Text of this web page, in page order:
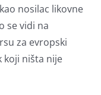
nosilac likovne
se vidi na
za evropski
koji ništa nije